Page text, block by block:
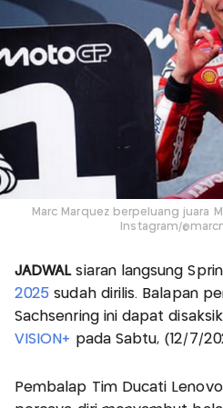
Marc Marquez berpeluang juara
Instagram/
JADWALsiaran langsung
2025 sudah dirilis. Balapan
Sachsenring ini dapat
VISION+ pada Sabtu, (12/7/
Pembalap Tim Ducati Lenovo